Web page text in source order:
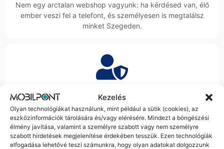
Kezelés
Olyan technológiákat használunk, mint például a sütik (cookies), az
eszközinformációk tárolására és/vagy elérésére. Mindezt a böngészési
élmény javítása, valamint a személyre szabott vagy nem személyre
szabott hirdetések megjelenítése érdekében tesszük. Ezen technológiák
elfogadása lehetővé teszi számunkra, hogy olyan adatokat dolgozzunk
Nem egy arctalan webshop vagyunk: ha kérdésed van, élő
ember veszi fel a telefont, és személyesen is megtalálsz
minket Szegeden.
Korrekt Ügyintézés
Hibázni emberi dolog, de a felelősségvállalás nálunk alap.
Ha ritkán előfordul egy hiba, nem kifogásokat keresünk,
hanem megoldást. Szakértő kollégáink azonnal kézbe
veszik az ügyedet.